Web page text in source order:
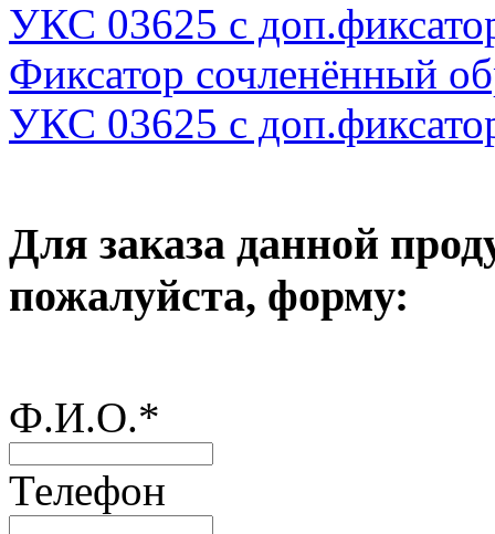
УКС 03625 с
Фиксатор
УКС 03625 с
Для заказа данной
пожалуйста, форму:
Ф.И.О.*
Телефон